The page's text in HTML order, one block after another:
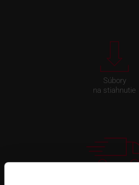
Súbory
na stiahnutie